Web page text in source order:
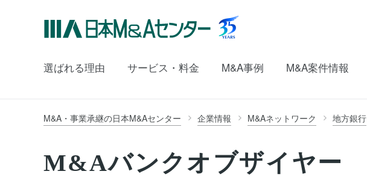
選ばれる理由 サービス・料金 M&A事例 M&A案件情報
M&A・事業承継の日本M&Aセンター 企業情報 M&Aネットワーク 地方銀行
M&Aバンクオブザイヤー